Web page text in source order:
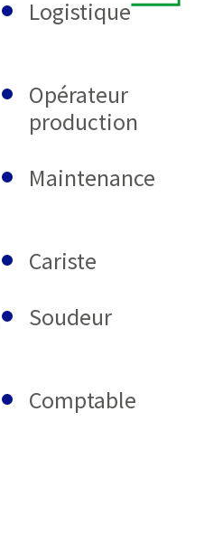
Logistique
Opérateur
production
Maintenance
Cariste
Soudeur
Comptable